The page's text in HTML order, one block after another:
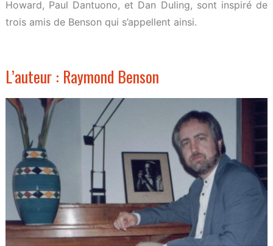
Howard, Paul Dantuono, et Dan Duling, sont inspiré de
trois amis de Benson qui s’appellent ainsi.
L’auteur : Raymond Benson